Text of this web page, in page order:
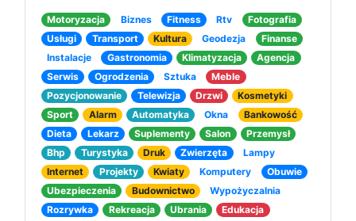
Motoryzacja Biznes Fitness Rtv
Fotografia
Usługi
Transport Kultura Geodezja
Finanse
Instalacje
Gastronomia Klimatyzacja
Agencja
Serwis
Ogrodzenia Sztuka
Meble
Pozycjonowanie
Telewizja Drzwi
Kosmetyki
Sport
Alarm Automatyka Okna
Bankowość
Dieta
Lekarz Suplementy Salon
Przemysł
Bhp
Turystyka Druk Zwierzęta
Lampy
Internet
Projekty Kwiaty Komputery
Obuwie
Ubezpieczenia
Budownictwo
Wypożyczalnia
Rozrywka
Rekreacja Ubrania
Edukacja